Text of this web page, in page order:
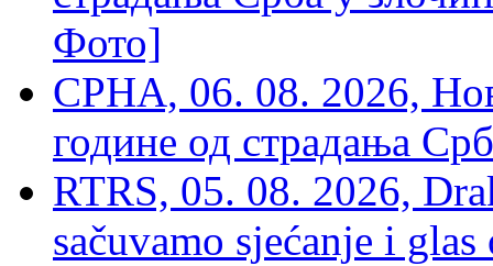
Фото]
СРНА, 06. 08. 2026,
године од страдања
RTRS, 05. 08. 2026,
sačuvamo sjećanje i